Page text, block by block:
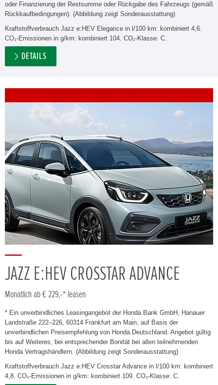
oder Finanzierung der Restsumme oder Rückgabe des Fahrzeugs (gemäß
Rückkaufbedingungen). (Abbildung zeigt Sonderausstattung)
Kraftstoffverbrauch Jazz e:HEV Elegance in l/100 km: kombiniert 4,6.
CO₂-Emissionen in g/km: kombiniert 104. CO₂-Klasse: C.
DETAILS
JAZZ E:HEV CROSSTAR ADVANCE
Monatlich ab € 229,-* leasen
* Ein unverbindliches Leasingangebot der Honda Bank GmbH, Hanauer
Landstraße 222–226, 60314 Frankfurt am Main, auf Basis der
unverbindlichen Preisempfehlung von Honda Deutschland. Angebot gültig
bis auf Weiteres; bei entsprechender Bonität bei allen teilnehmenden
Honda Vertragshändlern. (Abbildung zeigt Sonderausstattung)
Kraftstoffverbrauch Jazz e:HEV Crosstar Advance in l/100 km: kombiniert
4,8. CO₂-Emissionen in g/km: kombiniert 109. CO₂-Klasse: C.